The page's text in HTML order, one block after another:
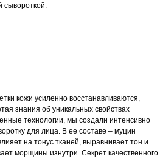
сывороткой.
кожи усиленно восстанавливаются,
знания об уникальных свойствах
технологии, мы создали интенсивно
для лица. В ее составе – муцин
на тонус тканей, выравнивает тон и
морщины изнутри. Секрет качественного